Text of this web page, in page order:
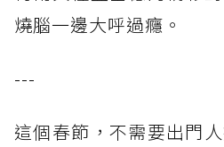
燒腦一邊大呼過癮。
---
這個春節，不需要出門